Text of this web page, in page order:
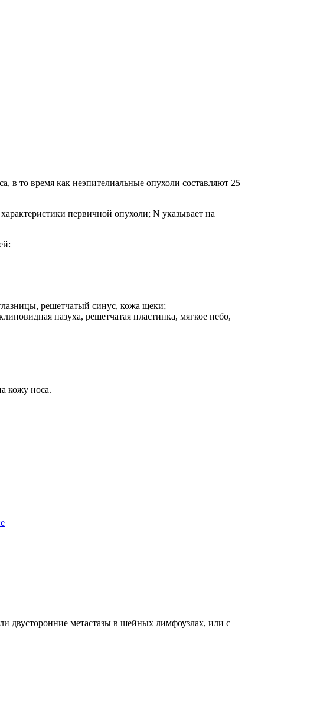
в то время как неэпителиальные опухоли составляют 25–
первичной опухоли; N указывает на
решетчатый синус, кожа щеки;
пазуха, решетчатая пластинка, мягкое небо,
кожу носа.
двусторонние метастазы в шейных лимфоузлах, или с